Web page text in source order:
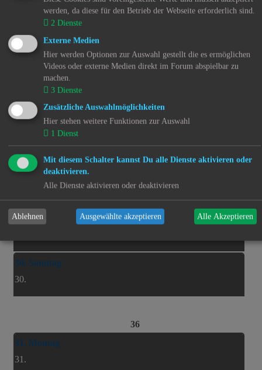
25. Dienstag
25.
26. Mittwoch
26.
27. Donnerstag
27.
28. Freitag
29. Samstag
30. Sonntag
30.
36
31. Montag
31.
werden, da diese für den Betrieb der Webseite erforderlich sind.
2 Dienste
Externe Medien
Hier werden Optionen zur Auswahl gestellt die es ermöglichen
Videos oder externe Medien direkt im Forum abspielbar zu
machen.
3 Dienste
Zusätzliche Auswahlmöglichkeiten
Hier stehen weitere Funktionen zur Auswahl
1 Dienst
Mit diesem Schalter kannst Du alle Dienste aktivieren oder
deaktivieren.
Alle Dienste aktivieren oder deaktivieren
Ablehnen Ausgewählte akzeptieren Alle Akzeptieren